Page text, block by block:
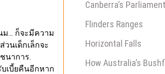
ม… ก็จะมีความ
นเด็กเล็กจะ
นาการ.
เบี้ยคืนอีกหาก
Canberra’s
Flinders Ranges
Horizontal Falls
How Australia’s